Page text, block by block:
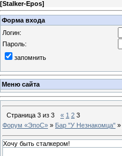
[Stalker-Epos]
Форма входа
Логин:
Пароль:
запомнить
Меню сайта
Страница 3 из 3 « 1 2 3
Форум «ЭпоС» » Бар "У Незнакомца" »
Хочу быть сталкером!